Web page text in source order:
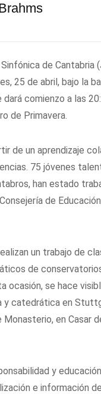
de
25 de abril, bajo la
comienzo a las
de Primavera.
de un aprendizaje
75 jóvenes
han estado
de
un trabajo de
de
ocasión, se hace
catedrática en
Monasterio, en Casar
y
e información